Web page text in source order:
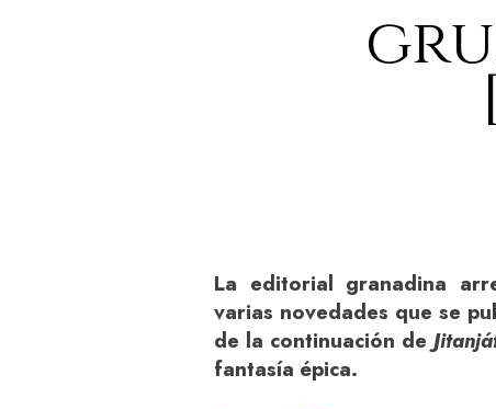
La editorial granadina
varias novedades que se
de la continuación de
fantasía épica.